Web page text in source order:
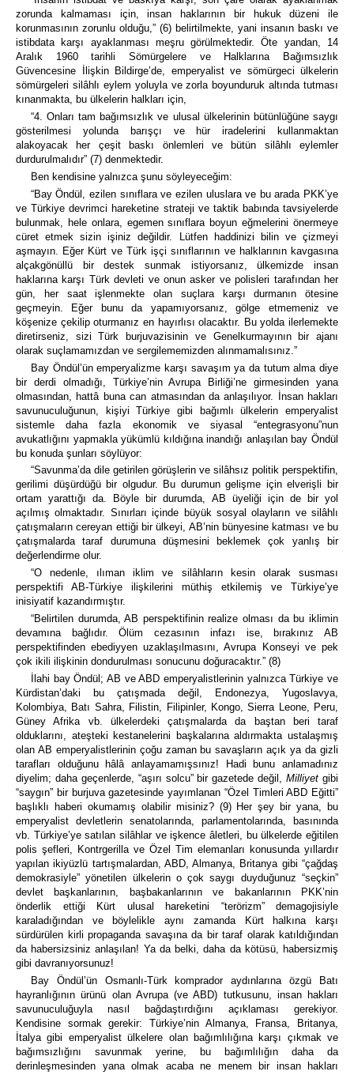
zorunda kalmaması için, insan haklarının bir hukuk düzeni ile
korunmasının zorunlu olduğu,” (6) belirtilmekte, yani insanın baskı ve
istibdata karşı ayaklanması meşru görülmektedir. Öte yandan, 14
Aralık 1960 tarihli Sömürgelere ve Halklarına Bağımsızlık
Güvencesine İlişkin Bildirge’de, emperyalist ve sömürgeci ülkelerin
sömürgeleri silâhlı eylem yoluyla ve zorla boyunduruk altında tutması
kınanmakta, bu ülkelerin halkları için,
“4. Onları tam bağımsızlık ve ulusal ülkelerinin bütünlüğüne saygı
gösterilmesi yolunda barışçı ve hür iradelerini kullanmaktan
alakoyacak her çeşit baskı önlemleri ve bütün silâhlı eylemler
durdurulmalıdır” (7) denmektedir.
Ben kendisine yalnızca şunu söyleyeceğim:
“Bay Öndül, ezilen sınıflara ve ezilen uluslara ve bu arada PKK’ye
ve Türkiye devrimci hareketine strateji ve taktik babında tavsiyelerde
bulunmak, hele onlara, egemen sınıflara boyun eğmelerini önermeye
cüret etmek sizin işiniz değildir. Lütfen haddinizi bilin ve çizmeyi
aşmayın. Eğer Kürt ve Türk işçi sınıflarının ve halklarının kavgasına
alçakgönüllü bir destek sunmak istiyorsanız, ülkemizde insan
haklarına karşı Türk devleti ve onun asker ve polisleri tarafından her
gün, her saat işlenmekte olan suçlara karşı durmanın ötesine
geçmeyin. Eğer bunu da yapamıyorsanız, gölge etmemeniz ve
köşenize çekilip oturmanız en hayırlısı olacaktır. Bu yolda ilerlemekte
diretirseniz, sizi Türk burjuvazisinin ve Genelkurmayının bir ajanı
olarak suçlamamızdan ve sergilememizden alınmamalısınız.”
Bay Öndül’ün emperyalizme karşı savaşım ya da tutum alma diye
bir derdi olmadığı, Türkiye’nin Avrupa Birliği’ne girmesinden yana
olmasından, hattâ buna can atmasından da anlaşılıyor. İnsan hakları
savunuculuğunun, kişiyi Türkiye gibi bağımlı ülkelerin emperyalist
sistemle daha fazla ekonomik ve siyasal “entegrasyonu”nun
avukatlığını yapmakla yükümlü kıldığına inandığı anlaşılan bay Öndül
bu konuda şunları söylüyor:
“Savunma’da dile getirilen görüşlerin ve silâhsız politik perspektifin,
gerilimi düşürdüğü bir olgudur. Bu durumun gelişme için elverişli bir
ortam yarattığı da. Böyle bir durumda, AB üyeliği için de bir yol
açılmış olmaktadır. Sınırları içinde büyük sosyal olayların ve silâhlı
çatışmaların cereyan ettiği bir ülkeyi, AB’nin bünyesine katması ve bu
çatışmalarda taraf durumuna düşmesini beklemek çok yanlış bir
değerlendirme olur.
“O nedenle, ılıman iklim ve silâhların kesin olarak susması
perspektifi AB-Türkiye ilişkilerini müthiş etkilemiş ve Türkiye’ye
inisiyatif kazandırmıştır.
“Belirtilen durumda, AB perspektifinin realize olması da bu iklimin
devamına bağlıdır. Ölüm cezasının infazı ise, bırakınız AB
perspektifinden ebediyyen uzaklaşılmasını, Avrupa Konseyi ve pek
çok ikili ilişkinin dondurulması sonucunu doğuracaktır.” (8)
İlahi bay Öndül; AB ve ABD emperyalistlerinin yalnızca Türkiye ve
Kürdistan’daki bu çatışmada değil, Endonezya, Yugoslavya,
Kolombiya, Batı Sahra, Filistin, Filipinler, Kongo, Sierra Leone, Peru,
Güney Afrika vb. ülkelerdeki çatışmalarda da baştan beri taraf
olduklarını, ateşteki kestanelerini başkalarına aldırmakta ustalaşmış
olan AB emperyalistlerinin çoğu zaman bu savaşların açık ya da gizli
tarafları olduğunu hâlâ anlayamamışsınız! Hadi bunu anlamadınız
diyelim; daha geçenlerde, “aşırı solcu” bir gazetede değil,Milliyet gibi
“saygın” bir burjuva gazetesinde yayımlanan “Özel Timleri ABD Eğitti”
başlıklı haberi okumamış olabilir misiniz? (9) Her şey bir yana, bu
emperyalist devletlerin senatolarında, parlamentolarında, basınında
vb. Türkiye’ye satılan silâhlar ve işkence âletleri, bu ülkelerde eğitilen
polis şefleri, Kontrgerilla ve Özel Tim elemanları konusunda yıllardır
yapılan ikiyüzlü tartışmalardan, ABD, Almanya, Britanya gibi “çağdaş
demokrasiyle” yönetilen ülkelerin o çok saygı duyduğunuz “seçkin”
devlet başkanlarının, başbakanlarının ve bakanlarının PKK’nin
önderlik ettiği Kürt ulusal hareketini “terörizm” demagojisiyle
karaladığından ve böylelikle aynı zamanda Kürt halkına karşı
sürdürülen kirli propaganda savaşına da bir taraf olarak katıldığından
da habersizsiniz anlaşılan! Ya da belki, daha da kötüsü, habersizmiş
gibi davranıyorsunuz!
Bay Öndül’ün Osmanlı-Türk komprador aydınlarına özgü Batı
hayranlığının ürünü olan Avrupa (ve ABD) tutkusunu, insan hakları
savunuculuğuyla nasıl bağdaştırdığını açıklaması gerekiyor.
Kendisine sormak gerekir: Türkiye’nin Almanya, Fransa, Britanya,
İtalya gibi emperyalist ülkelere olan bağımlılığına karşı çıkmak ve
bağımsızlığını savunmak yerine, bu bağımlılığın daha da
derinleşmesinden yana olmak acaba ne menem bir insan hakları